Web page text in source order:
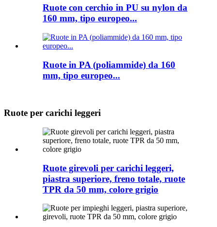
Ruote con cerchio in PU su nylon da
160 mm, tipo europeo...
Ruote in PA (poliammide) da 160
mm, tipo europeo...
Ruote per carichi leggeri
Ruote girevoli per carichi leggeri,
piastra superiore, freno totale, ruote
TPR da 50 mm, colore grigio